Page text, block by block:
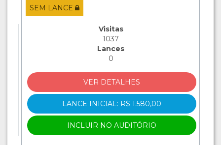
SEM LANCE
Visitas
1037
Lances
0
VER DETALHES
LANCE INICIAL: R$ 1.580,00
INCLUIR NO AUDITÓRIO